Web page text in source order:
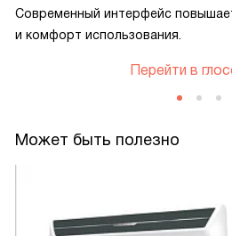
Современный интерфейс
и комфорт использования.
Перейти в
Может быть полезно